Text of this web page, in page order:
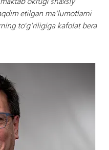
etilgan ma'lumotlarni
to'g'riligiga kafolat bera